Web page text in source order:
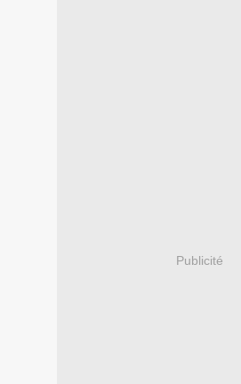
Publicité